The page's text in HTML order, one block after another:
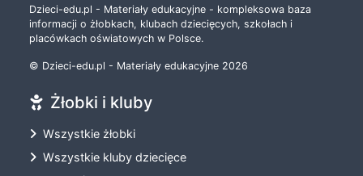
Dzieci-edu.pl - Materiały edukacyjne - kompleksowa baza
informacji o żłobkach, klubach dziecięcych, szkołach i
placówkach oświatowych w Polsce.
© Dzieci-edu.pl - Materiały edukacyjne 2026
Żłobki i kluby
Wszystkie żłobki
Wszystkie kluby dziecięce